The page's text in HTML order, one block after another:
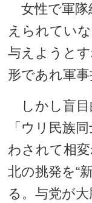
女性で軍隊
えられてい
与えようと
形であれ軍事
しかし盲目
「ウリ民族
わされて相
北の挑発を“
る。与党が